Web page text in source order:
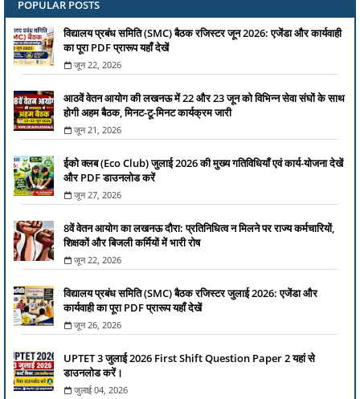
POPULAR POSTS
विद्यालय प्रबंध समिति (SMC) बैठक रजिस्टर जून 2026: एजेंडा और कार्यवाही
का पूरा PDF प्रारूप यहाँ देखें
जून 22, 2026
आठवें वेतन आयोग की लखनऊ में 22 और 23 जून को विभिन्न सेवा संघों के साथ
होगी अहम बैठक, मिनट-टू-मिनट कार्यक्रम जारी
जून 21, 2026
ईको क्लब (Eco Club) जुलाई 2026 की मुख्य गतिविधियाँ एवं कार्य-योजना देखें
और PDF डाउनलोड करें
जून 27, 2026
8वें वेतन आयोग का लखनऊ दौरा: प्रतिनिधित्व न मिलने पर राज्य कर्मचारियों,
शिक्षकों और बिजली कर्मियों में भारी रोष
जून 22, 2026
विद्यालय प्रबंध समिति (SMC) बैठक रजिस्टर जुलाई 2026: एजेंडा और
कार्यवाही का पूरा PDF प्रारूप यहाँ देखें
जून 26, 2026
UPTET 3 जुलाई 2026 First Shift Question Paper 2 यहां से
डाउनलोड करें।
जुलाई 04, 2026